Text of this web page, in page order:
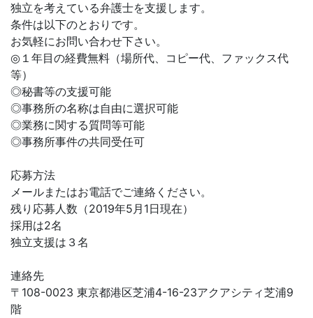
独立を考えている弁護士を支援します。
条件は以下のとおりです。
お気軽にお問い合わせ下さい。
◎１年目の経費無料（場所代、コピー代、ファックス代
等）
◎秘書等の支援可能
◎事務所の名称は自由に選択可能
◎業務に関する質問等可能
◎事務所事件の共同受任可
応募方法
メールまたはお電話でご連絡ください。
残り応募人数（2019年5月1日現在）
採用は2名
独立支援は３名
連絡先
〒108-0023 東京都港区芝浦4-16-23アクアシティ芝浦9
階